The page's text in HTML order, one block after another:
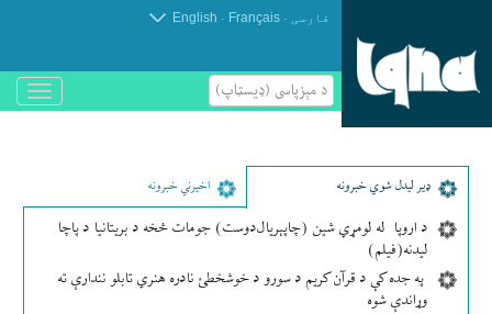
فارسی .
Français
.
English
د مېزپاسى (ډیسټاپ)
باز
و
ډير لیدل شوي خبرونه اخیرني خبرونه
د اروپا له لومړي شین (چاپېریال‌دوست) جومات څخه د بریتانیا د پاچا
لیدنه(فیلم)
په جده کې د قرآن کریم د سورو د خوشخطئ نادره هنري تابلو نندارې ته
وړاندې شوه